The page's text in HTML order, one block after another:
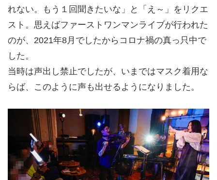
れない。もう１回聞きたいな」と「え～」をリクエ
スト。思えばファーストワンマンライブが行われた
のが、2021年8月でしたからコロナ禍の真っ只中で
した。
当時は声出し禁止でしたが、いまではマスク着用な
らば、このように声も出せるようになりました。